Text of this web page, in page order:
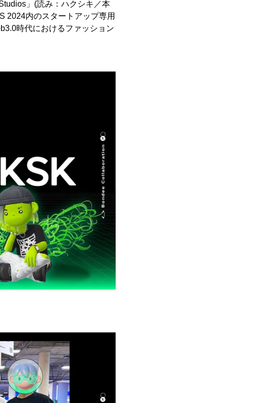
」(読み：ハクシキ／本
2024内のスタートアップ専用
時代におけるファッション